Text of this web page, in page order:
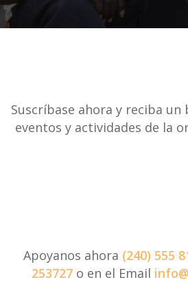
Suscríbase ahora y reciba
eventos y actividades de la
Apoyanos ahora (240) 555
253727o en el Email